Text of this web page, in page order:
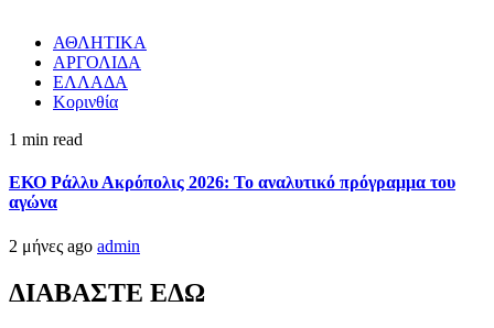
ΑΘΛΗΤΙΚΑ
ΑΡΓΟΛΙΔΑ
ΕΛΛΑΔΑ
Κορινθία
1 min read
ΕΚΟ Ράλλυ Ακρόπολις 2026: Το αναλυτικό πρόγραμμα του
αγώνα
2 μήνες ago admin
ΔΙΑΒΑΣΤΕ ΕΔΩ